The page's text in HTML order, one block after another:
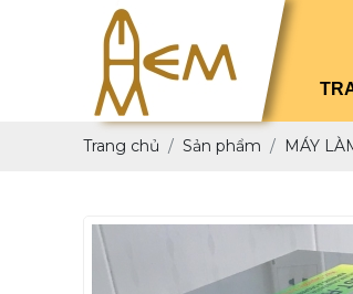
Trang chủ Sản phẩm MÁY